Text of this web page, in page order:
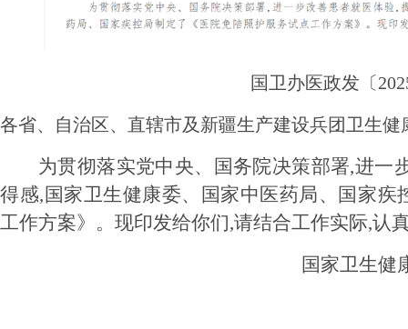
国卫办医政发〔
各省、自治区、直辖市及新疆生产建设兵团卫生
为贯彻落实党中央、国务院决策部署,进一
得感,国家卫生健康委、国家中医药局、国家疾
工作方案》。现印发给你们,请结合工作实际,认
国家卫生健